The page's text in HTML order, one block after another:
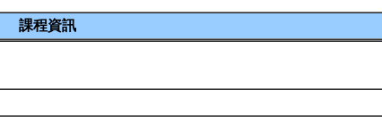
課程資訊